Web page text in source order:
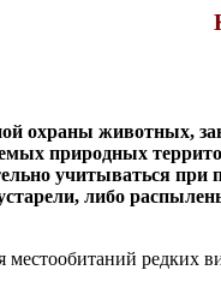
охраны животных,
природных
учитываться при
либо
редких